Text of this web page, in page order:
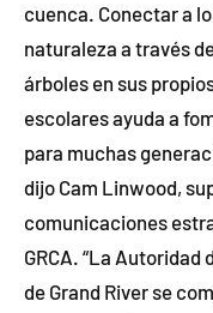
cuenca. Conectar a
naturaleza a través
árboles en sus
escolares ayuda a
para muchas
dijo Cam Linwood,
comunicaciones
GRCA. “La Autoridad
de Grand River se